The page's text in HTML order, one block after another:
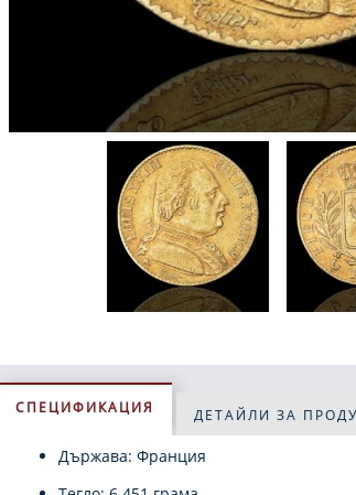
СПЕЦИФИКАЦИЯ ДЕТАЙЛИ ЗА
Държава: Франция